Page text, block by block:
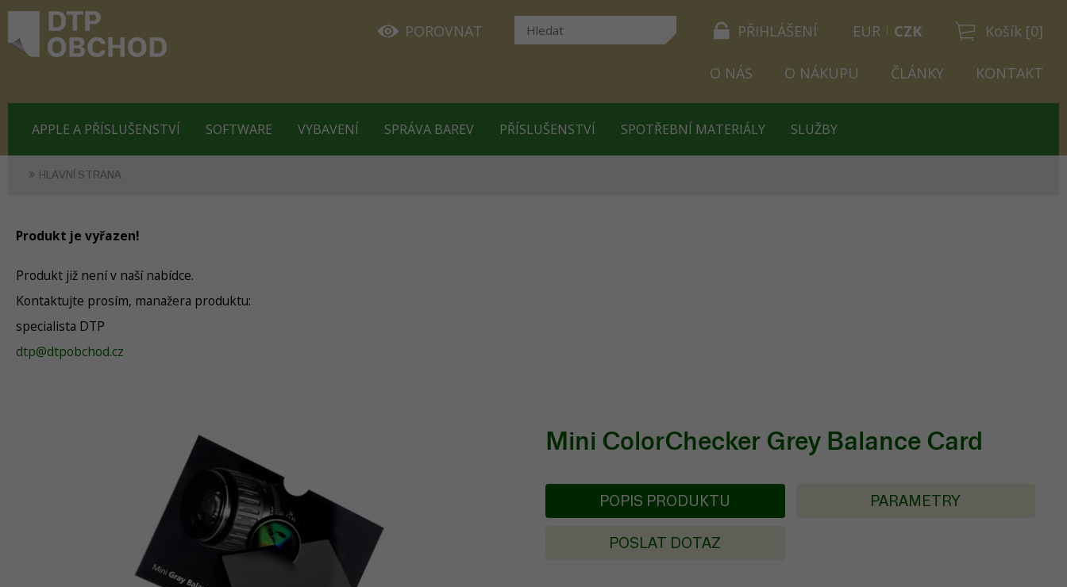
PŘIHLÁŠENÍ Košík [0]
POROVNAT EUR CZK
O NÁS O NÁKUPU ČLÁNKY KONTAKT
APPLE A PŘÍSLUŠENSTVÍ SOFTWARE VYBAVENÍ SPRÁVA BAREV PŘÍSLUŠENSTVÍ SPOTŘEBNÍ MATERIÁLY SLUŽBY
HLAVNÍ STRANA
Produkt je vyřazen!
Produkt již není v naší nabídce.
Kontaktujte prosím, manažera produktu:
specialista DTP
dtp@dtpobchod.cz
Mini ColorChecker Grey Balance Card
POPIS PRODUKTU PARAMETRY
POSLAT DOTAZ